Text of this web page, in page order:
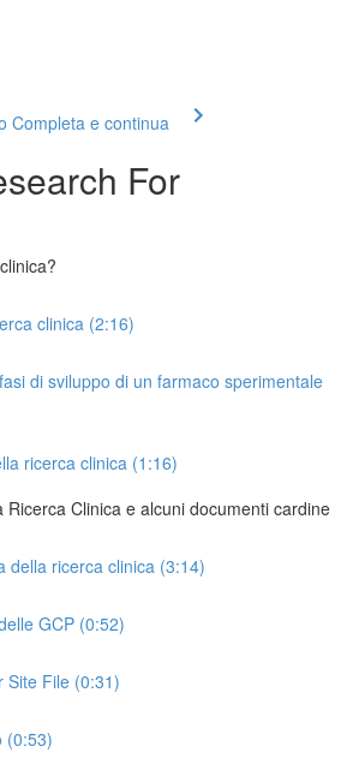
Completa e continua
For
clinica (2:16)
di sviluppo di un farmaco sperimentale
ricerca clinica (1:16)
Ricerca Clinica e alcuni documenti cardine
della ricerca clinica (3:14)
GCP (0:52)
Site File (0:31)
(0:53)